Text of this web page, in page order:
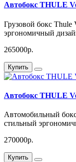
Автобокс THULE
Грузовой бокс Thule
эргономичный
265000р.
Купить
Автобокс THULE
Автомобильный
стильный
270000р.
Купить